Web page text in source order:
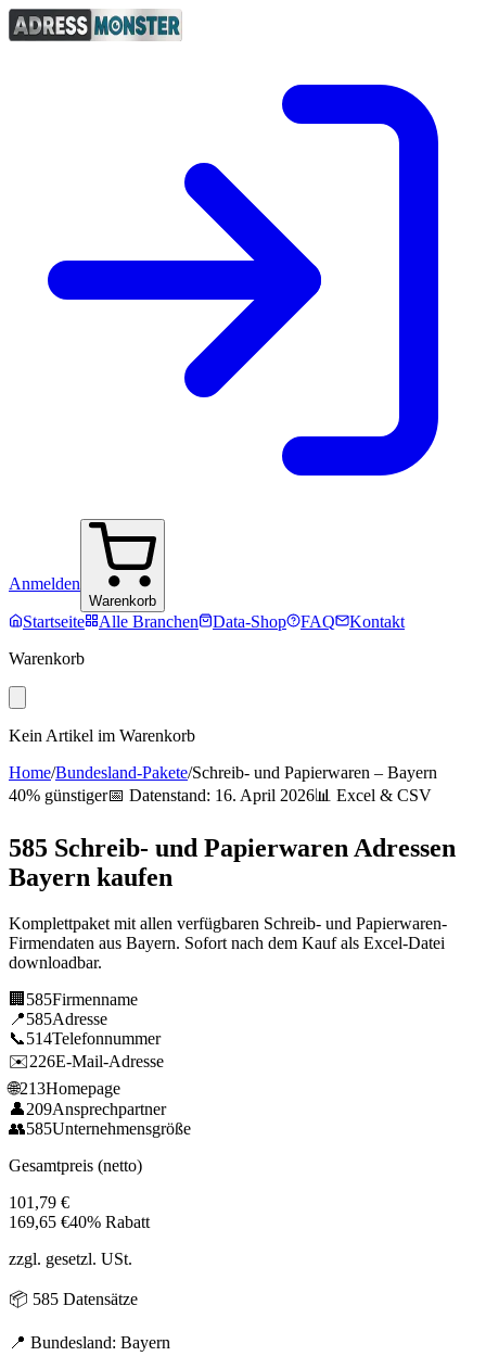
Anmelden
Warenkorb
Startseite Alle Branchen Data-Shop FAQ
Kontakt
Warenkorb
Kein Artikel im Warenkorb
Home/Bundesland-Pakete/Schreib- und Papierwaren – Bayern
40% günstiger📅 Datenstand: 16. April 2026📊 Excel & CSV
585 Schreib- und Papierwaren Adressen
Bayern kaufen
Komplettpaket mit allen verfügbaren Schreib- und Papierwaren-
Firmendaten aus Bayern. Sofort nach dem Kauf als Excel-Datei
downloadbar.
🏢 585Firmenname
📍585Adresse
📞514Telefonnummer
✉️226E-Mail-Adresse
🌐213Homepage
👤209Ansprechpartner
👥585Unternehmensgröße
Gesamtpreis (netto)
101,79 €
169,65 €40% Rabatt
zzgl. gesetzl. USt.
📦 585 Datensätze
📍 Bundesland: Bayern